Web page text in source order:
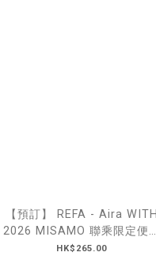
【預訂】 REFA - Aira WITH
2026 MISAMO 聯乘限定便攜
梳
HK$265.00